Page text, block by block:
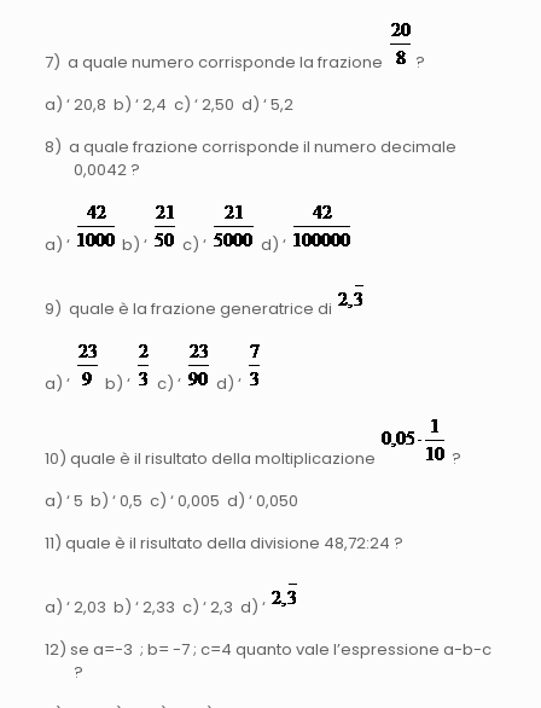
7) a quale numero corrisponde la frazione
?
a) ‘ 20,8 b) ‘ 2,4 c) ‘ 2,50 d) ‘ 5,2
8) a quale frazione corrisponde il numero decimale
0,0042 ?
a) ‘ b) ‘ c) ‘ d) ‘
9) quale è la frazione generatrice di
a) ‘ b) ‘ c) ‘ d) ‘
10) quale è il risultato della moltiplicazione
?
a) ‘ 5 b) ‘ 0,5 c) ‘ 0,005 d) ‘ 0,050
11) quale è il risultato della divisione 48,72:24 ?
a) ‘ 2,03 b) ‘ 2,33 c) ‘ 2,3 d) ‘
12) se a=-3 ; b= -7 ; c=4 quanto vale l’espressione a-b-c
?